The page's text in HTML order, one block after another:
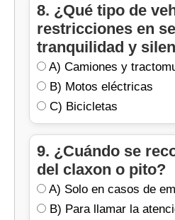
8. ¿Qué tipo de
restricciones en
tranquilidad y
A) Camiones y
B) Motos eléctricas
C) Bicicletas
9. ¿Cuándo se
del claxon o pito?
A) Solo en casos de
B) Para llamar la